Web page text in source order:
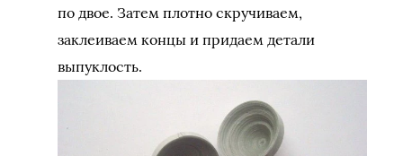
по двое. Затем плотно скручиваем,
заклеиваем концы и придаем детали
выпуклость.